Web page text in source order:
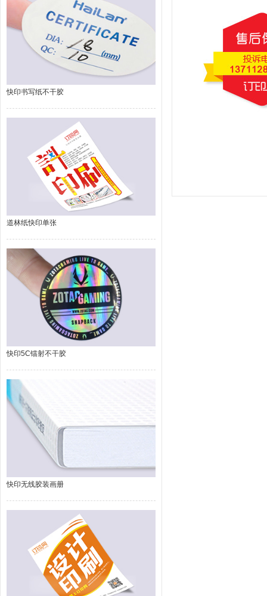
快印书写纸不干胶
道林纸快印单张
快印5C镭射不干胶
快印无线胶装画册